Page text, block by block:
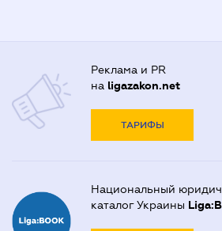
Реклама и PR
на ligazakon.net
ТАРИФЫ
Национальный
каталог Украины